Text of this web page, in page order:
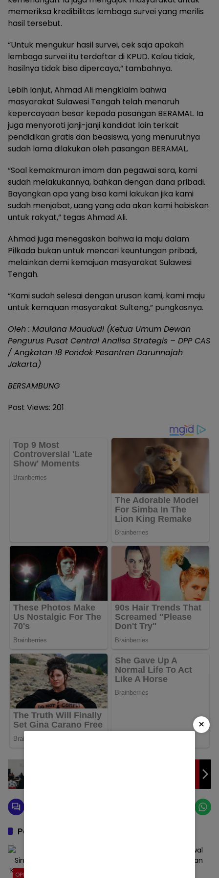
memeriksa kredibilitas lembaga survei yang merilis
hasil tersebut.
“Untuk mengukur hasil survei, cek saja apakah
lembaga survei itu terdaftar di KPUD. Kalau tidak,
hasilnya tidak bisa dipercaya,” tambahnya.
Lebih lanjut, Ahmad Ali mengklaim bahwa
masyarakat Sulawesi Tengah telah menaruh
kepercayaan besar kepada pasangan BERAMAL. Ia
juga menyoroti janji-janji kandidat lain terkait
pendidikan gratis dan beasiswa, yang menurutnya
sudah lama dilakukan oleh pasangan BERAMAL.
“Soal kemakmuran imam dan pegawai sara, kami
sudah melakukannya, bahkan dengan dana pribadi.
Bayangkan apa yang bisa kami lakukan jika kami
sudah menjabat, uang yang ada akan kami habiskan
untuk rakyat,” tegas Ahmad Ali.
Ahmad juga menegaskan bahwa ia maju dalam
Pilkada bukan untuk mencari keuntungan pribadi,
melainkan demi kemajuan masyarakat Sulawesi
Tengah.
“Kami sudah selesai dengan urusan kami, kami maju
untuk kemajuan masyarakat Sulteng,” pungkasnya.
Oleh : Maulana Maududi (Ketua Umum Dewan
Pengurus Pusat Central Analisa Strategis – DPP CAS
/ Angkatan 18 Pondok Pesantren Darunnajah
Jakarta)
BERSAMBUNG
Post Views: 201
Pos Terkait
OPINI
×